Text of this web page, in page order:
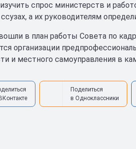
спрос министерств и
а их руководителям
в план работы Совета по
организации
и местного самоуправления в
Поделиться
в Одноклассники